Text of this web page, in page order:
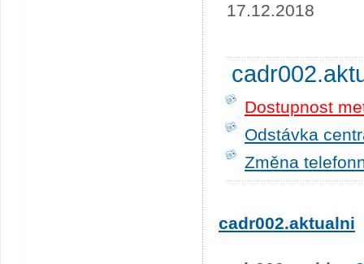
17.12.2018
Dostupnost
Odstávka
Změna
cadr002.aktualni